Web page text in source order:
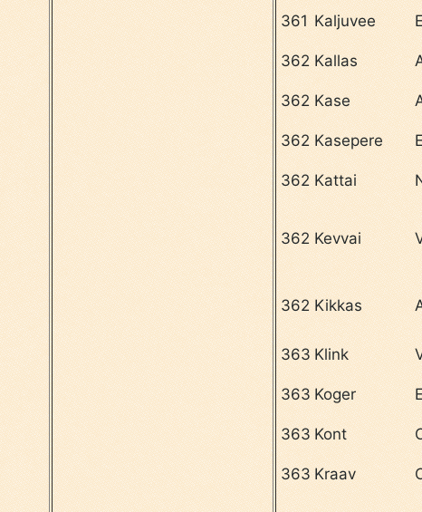
361 Kaljuvee
362 Kallas
362 Kase
362 Kasepere
362 Kattai
362 Kevvai
362 Kikkas
363 Klink
363 Koger
363 Kont
363 Kraav